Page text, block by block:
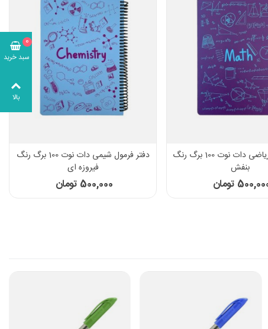
دفتر فرمول ریاضی دات نوت 100 برگ رنگ
بنفش
تومان
دفتر فرمول شیمی دات نوت 100 برگ رنگ
فیروزه ای
500,000 تومان
سبد خرید
0
بالا